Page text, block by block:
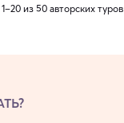
1–20 из 50 авторских туров